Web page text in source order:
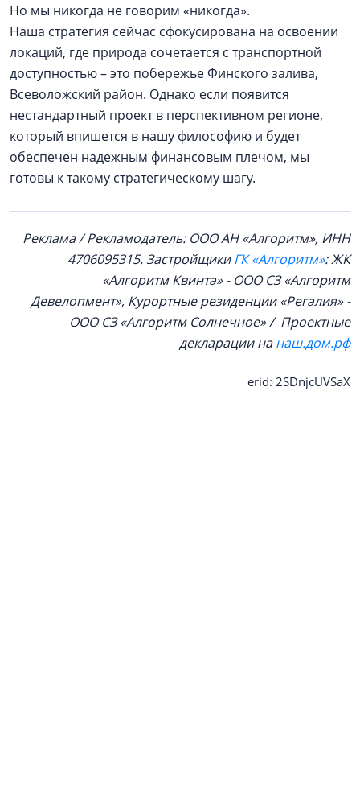
Но мы никогда не говорим «никогда».
Наша стратегия сейчас сфокусирована на освоении
локаций, где природа сочетается с транспортной
доступностью – это побережье Финского залива,
Всеволожский район. Однако если появится
нестандартный проект в перспективном регионе,
который впишется в нашу философию и будет
обеспечен надежным финансовым плечом, мы
готовы к такому стратегическому шагу.
Реклама / Рекламодатель: ООО АН «Алгоритм», ИНН
4706095315. ЗастройщикиГК «Алгоритм»: ЖК
«Алгоритм Квинта» - ООО СЗ «Алгоритм
Девелопмент», Курортные резиденции «Регалия» -
ООО СЗ «Алгоритм Солнечное» / Проектные
декларации нанаш.дом.рф
erid: 2SDnjcUVSaX